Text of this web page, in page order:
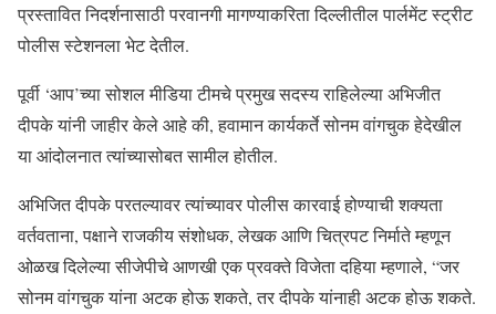
प्रस्तावित निदर्शनासाठी परवानगी मागण्याकरिता दिल्लीतील पार्लमेंट स्ट्रीट
पोलीस स्टेशनला भेट देतील.
पूर्वी ‘आप’च्या सोशल मीडिया टीमचे प्रमुख सदस्य राहिलेल्या अभिजीत
दीपके यांनी जाहीर केले आहे की, हवामान कार्यकर्ते सोनम वांगचुक हेदेखील
या आंदोलनात त्यांच्यासोबत सामील होतील.
अभिजित दीपके परतल्यावर त्यांच्यावर पोलीस कारवाई होण्याची शक्यता
वर्तवताना, पक्षाने राजकीय संशोधक, लेखक आणि चित्रपट निर्माते म्हणून
ओळख दिलेल्या सीजेपीचे आणखी एक प्रवक्ते विजेता दहिया म्हणाले, “जर
सोनम वांगचुक यांना अटक होऊ शकते, तर दीपके यांनाही अटक होऊ शकते.